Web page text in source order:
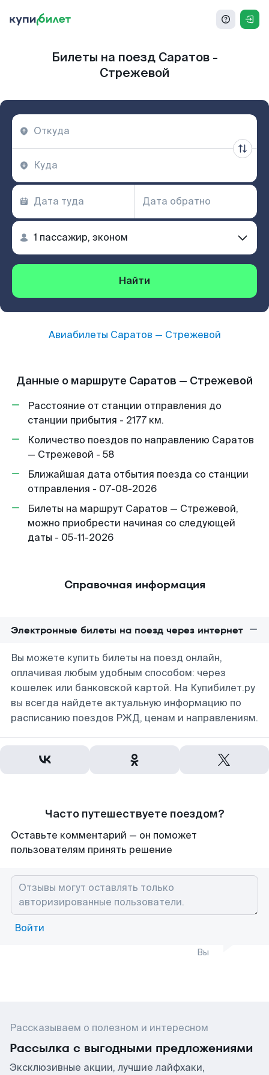
Билеты на поезд Саратов -
Стрежевой
Найти
Авиабилеты Саратов — Стрежевой
Данные о маршруте Саратов — Стрежевой
Расстояние от станции отправления до
станции прибытия - 2177 км.
Количество поездов по направлению Саратов
— Стрежевой - 58
Ближайшая дата отбытия поезда со станции
отправления - 07-08-2026
Билеты на маршрут Саратов — Стрежевой,
можно приобрести начиная со следующей
даты - 05-11-2026
Справочная информация
Электронные билеты на поезд через интернет
Вы можете купить билеты на поезд онлайн,
оплачивая любым удобным способом: через
кошелек или банковской картой. На Купибилет.ру
вы всегда найдете актуальную информацию по
расписанию поездов РЖД, ценам и направлениям.
Часто путешествуете поездом?
Оставьте комментарий — он поможет
пользователям принять решение
Войти
Вы
Рассказываем о полезном и интересном
Рассылка с выгодными предложениями
Эксклюзивные акции, лучшие лайфхаки,